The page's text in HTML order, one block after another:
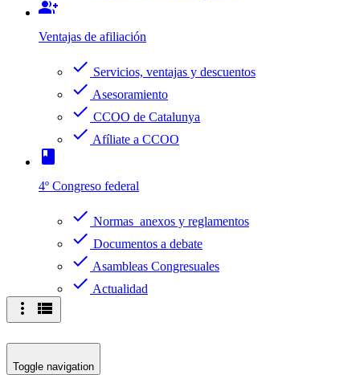
group_add
Ventajas de afiliación
check Servicios, ventajas y descuentos
check Asesoramiento
check CCOO de Catalunya
check Afíliate a CCOO
book
4º Congreso federal
check Normas anexos y reglamentos
check Documentos a debate
check Asambleas Congresuales
check Actualidad
more_vert view_list
Toggle navigation